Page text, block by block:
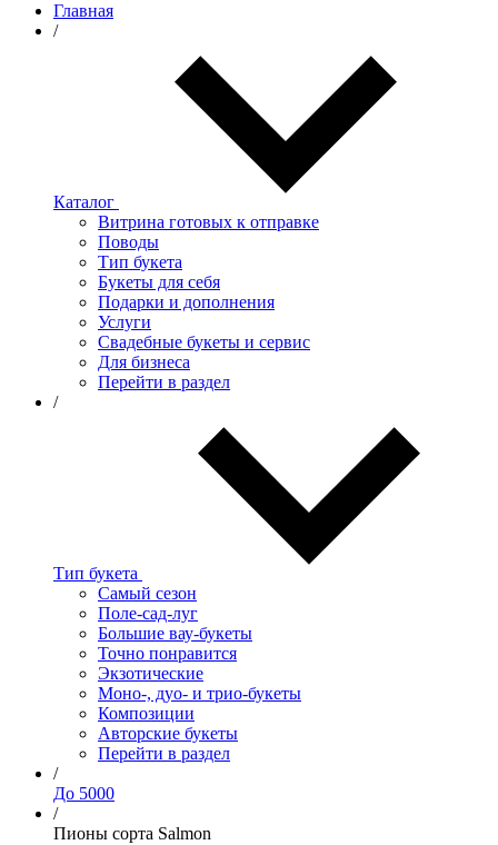
Главная
/
Каталог
Витрина готовых к отправке
Поводы
Тип букета
Букеты для себя
Подарки и дополнения
Услуги
Свадебные букеты и сервис
Для бизнеса
Перейти в раздел
/
Тип букета
Самый сезон
Поле-сад-луг
Большие вау-букеты
Точно понравится
Экзотические
Моно-, дуо- и трио-букеты
Композиции
Авторские букеты
Перейти в раздел
/
До 5000
/
Пионы сорта Salmon